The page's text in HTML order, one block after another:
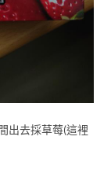
出去採草莓(這裡